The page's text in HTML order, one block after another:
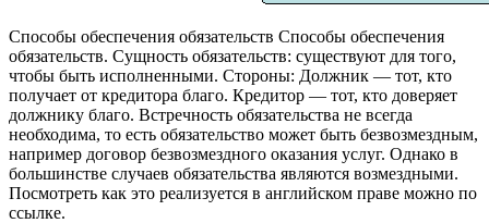
Способы обеспечения обязательств Способы обеспечения
обязательств. Сущность обязательств: существуют для того,
чтобы быть исполненными. Стороны: Должник — тот, кто
получает от кредитора благо. Кредитор — тот, кто доверяет
должнику благо. Встречность обязательства не всегда
необходима, то есть обязательство может быть безвозмездным,
например договор безвозмездного оказания услуг. Однако в
большинстве случаев обязательства являются возмездными.
Посмотреть как это реализуется в английском праве можно по
ссылке.